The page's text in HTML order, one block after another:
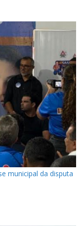
municipal da disputa